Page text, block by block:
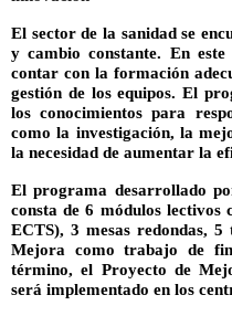
El sector de la sanidad se
y cambio constante. En
contar con la formación
gestión de los equipos. El
los conocimientos para
como la investigación, la
la necesidad de aumentar la
El programa desarrollado
consta de 6 módulos lectivos
ECTS), 3 mesas redondas, 5
Mejora como trabajo de
término, el Proyecto de
será implementado en los